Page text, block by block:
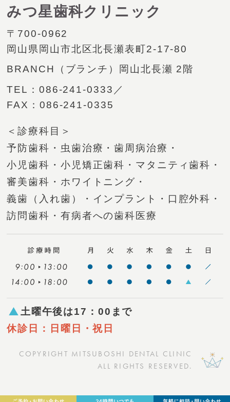
みつ星歯科クリニック
〒700-0962
岡山県岡山市北区北長瀬表町2-17-80
BRANCH（ブランチ）岡山北長瀬 2階
TEL： 086-241-0333 ／
FAX：086-241-0335
＜診療科目＞
予防歯科・ 虫歯治療・歯周病治療・
小児歯科・ 小児矯正歯科・ マタニティ歯科・
審美歯科・ ホワイトニング・
義歯（入れ歯）・ インプラント・ 口腔外科・
訪問歯科・ 有病者への歯科医療
土曜午後は17：00まで
休診日：日曜日・祝日
COPYRIGHT MITSUBOSHI DENTAL CLINIC
ALL RIGHTS RESERVED.